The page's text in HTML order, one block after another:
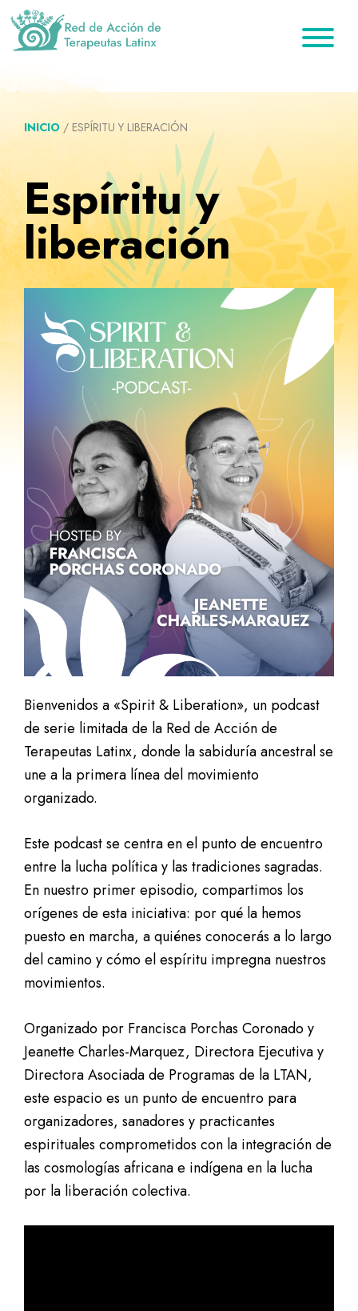
Saltar
navegación
contenido
Saltar
pie
Acción
Terapeutas
de
Latinx
INICIO / ESPÍRITU Y LIBERACIÓN
Espíritu y
liberación
Bienvenidos a «Spirit & Liberation», un podcast
de serie limitada de la Red de Acción de
Terapeutas Latinx, donde la sabiduría ancestral se
une a la primera línea del movimiento
organizado.
Este podcast se centra en el punto de encuentro
entre la lucha política y las tradiciones sagradas.
En nuestro primer episodio, compartimos los
orígenes de esta iniciativa: por qué la hemos
puesto en marcha, a quiénes conocerás a lo largo
del camino y cómo el espíritu impregna nuestros
movimientos.
Organizado por Francisca Porchas Coronado y
Jeanette Charles-Marquez, Directora Ejecutiva y
Directora Asociada de Programas de la LTAN,
este espacio es un punto de encuentro para
organizadores, sanadores y practicantes
espirituales comprometidos con la integración de
las cosmologías africana e indígena en la lucha
por la liberación colectiva.